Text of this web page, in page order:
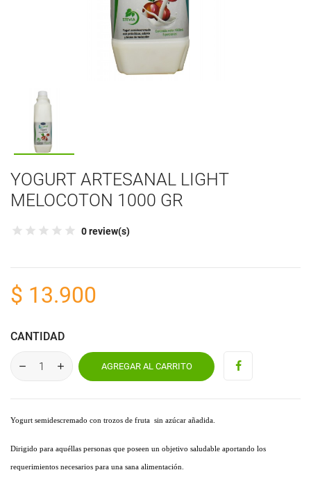
YOGURT ARTESANAL LIGHT
MELOCOTON 1000 GR
0 review(s)
$ 13.900
CANTIDAD
AGREGAR AL CARRITO
Yogurt semidescremado con trozos de fruta sin azúcar añadida.
Dirigido para aquéllas personas que poseen un objetivo saludable aportando los
requerimientos necesarios para una sana alimentación.